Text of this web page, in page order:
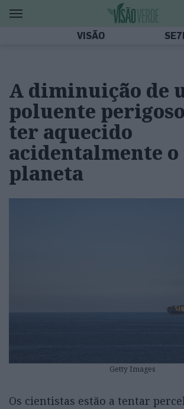
VISÃO
A diminuição de
poluente
ter aquecido
acidentalmente o
planeta
Getty Images
Os cientistas estão a tentar